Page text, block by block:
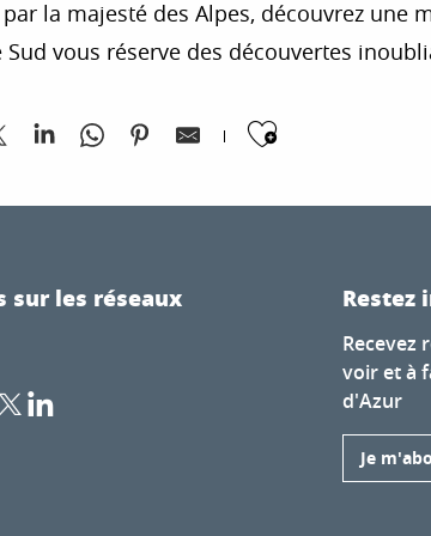
la majesté des Alpes, découvrez une
vous réserve des découvertes
Ajouter
sur les réseaux
Restez
Recevez
voir et à
d'Azur
Je